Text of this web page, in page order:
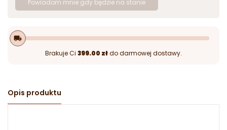
Powiadom mnie gdy będzie na stanie
local_shipping
Brakuje Ci 399.00 złdo darmowej dostawy.
Opis produktu